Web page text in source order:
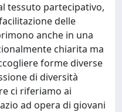
tessuto partecipativo,
delle
anche in una
chiarita ma
forme diverse
di diversità
ci riferiamo ai
ad opera di giovani